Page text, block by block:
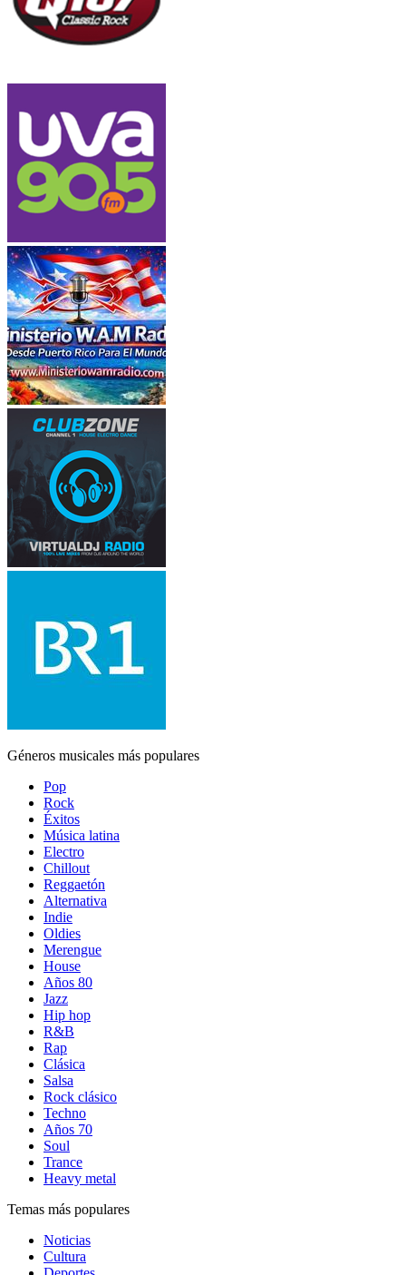
Géneros musicales más populares
Pop
Rock
Éxitos
Música latina
Electro
Chillout
Reggaetón
Alternativa
Indie
Oldies
Merengue
House
Años 80
Jazz
Hip hop
R&B
Rap
Clásica
Salsa
Rock clásico
Techno
Años 70
Soul
Trance
Heavy metal
Temas más populares
Noticias
Cultura